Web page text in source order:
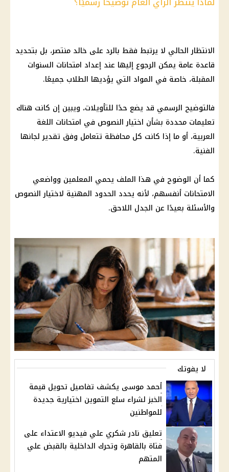
الانتظار الحالي لا يرتبط فقط بالرد على خالد منتصر، بل بتحديد
قاعدة عامة يمكن الرجوع إليها عند إعداد امتحانات السنوات
المقبلة، خاصة في المواد التي يؤديها الطلاب جميعًا.
فالتوضيح الرسمي قد يضع حدًا للتأويلات، ويبين إن كانت هناك
تعليمات محددة بشأن اختيار النصوص في امتحانات اللغة
العربية، أو ما إذا كانت كل محافظة تتعامل وفق تقدير لجانها
الفنية.
كما أن الوضوح في هذا الملف يحمي المعلمين وواضعي
الامتحانات أنفسهم، لأنه يحدد الحدود المهنية لاختيار النصوص
والأسئلة بعيدًا عن الجدل اللاحق.
لا يفوتك
أحمد موسى يكشف تفاصيل تحويل قيمة
الخبز لشراء سلع التموين اختيارية جديدة
للمواطنين
تعليق نادر شكري علي فيديو الاعتداء على
فتاة بالقاهرة وتحرك الداخلية بالقبض علي
المتهم